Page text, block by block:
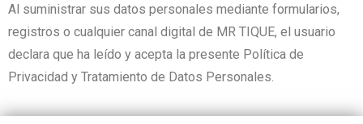
Al suministrar sus datos personales mediante formularios,
registros o cualquier canal digital de MR TIQUE, el usuario
declara que ha leído y acepta la presente Política de
Privacidad y Tratamiento de Datos Personales.